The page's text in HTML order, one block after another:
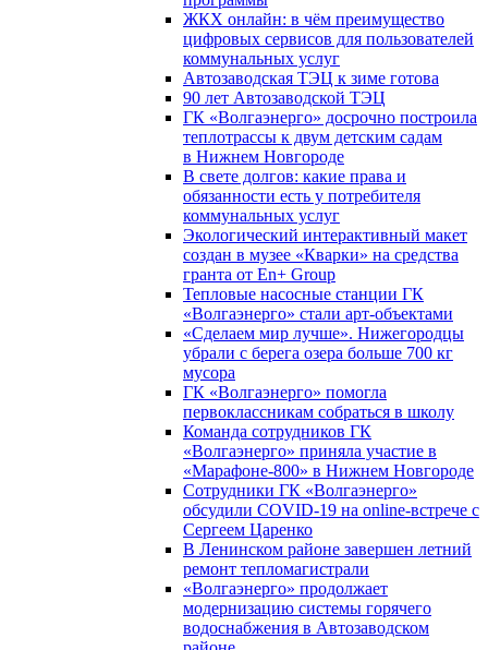
ЖКХ онлайн: в чём преимущество
цифровых сервисов для пользователей
коммунальных услуг
Автозаводская ТЭЦ к зиме готова
90 лет Автозаводской ТЭЦ
ГК «Волгаэнерго» досрочно построила
теплотрассы к двум детским садам
в Нижнем Новгороде
В свете долгов: какие права и
обязанности есть у потребителя
коммунальных услуг
Экологический интерактивный макет
создан в музее «Кварки» на средства
гранта от En+ Group
Тепловые насосные станции ГК
«Волгаэнерго» стали арт-объектами
«Сделаем мир лучше». Нижегородцы
убрали с берега озера больше 700 кг
мусора
ГК «Волгаэнерго» помогла
первоклассникам собраться в школу
Команда сотрудников ГК
«Волгаэнерго» приняла участие в
«Марафоне-800» в Нижнем Новгороде
Сотрудники ГК «Волгаэнерго»
обсудили COVID-19 на online-встрече с
Сергеем Царенко
В Ленинском районе завершен летний
ремонт тепломагистрали
«Волгаэнерго» продолжает
модернизацию системы горячего
водоснабжения в Автозаводском